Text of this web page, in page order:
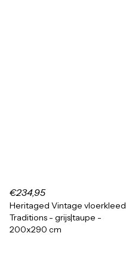
€234,95
Heritaged Vintage vloerkleed
Traditions - grijs|taupe -
200x290 cm